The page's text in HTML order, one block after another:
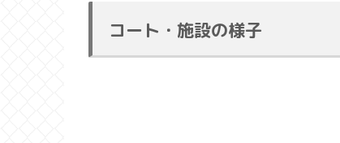
コート・施設の様子